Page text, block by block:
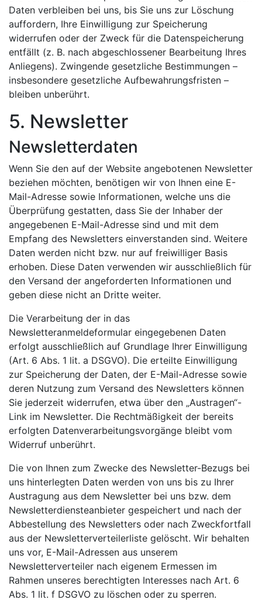
Daten verbleiben bei uns, bis Sie uns zur Löschung
auffordern, Ihre Einwilligung zur Speicherung
widerrufen oder der Zweck für die Datenspeicherung
entfällt (z. B. nach abgeschlossener Bearbeitung Ihres
Anliegens). Zwingende gesetzliche Bestimmungen –
insbesondere gesetzliche Aufbewahrungsfristen –
bleiben unberührt.
5. Newsletter
Newsletter­daten
Wenn Sie den auf der Website angebotenen Newsletter
beziehen möchten, benötigen wir von Ihnen eine E-
Mail-Adresse sowie Informationen, welche uns die
Überprüfung gestatten, dass Sie der Inhaber der
angegebenen E-Mail-Adresse sind und mit dem
Empfang des Newsletters einverstanden sind. Weitere
Daten werden nicht bzw. nur auf freiwilliger Basis
erhoben. Diese Daten verwenden wir ausschließlich für
den Versand der angeforderten Informationen und
geben diese nicht an Dritte weiter.
Die Verarbeitung der in das
Newsletteranmeldeformular eingegebenen Daten
erfolgt ausschließlich auf Grundlage Ihrer Einwilligung
(Art. 6 Abs. 1 lit. a DSGVO). Die erteilte Einwilligung
zur Speicherung der Daten, der E-Mail-Adresse sowie
deren Nutzung zum Versand des Newsletters können
Sie jederzeit widerrufen, etwa über den „Austragen“-
Link im Newsletter. Die Rechtmäßigkeit der bereits
erfolgten Datenverarbeitungsvorgänge bleibt vom
Widerruf unberührt.
Die von Ihnen zum Zwecke des Newsletter-Bezugs bei
uns hinterlegten Daten werden von uns bis zu Ihrer
Austragung aus dem Newsletter bei uns bzw. dem
Newsletterdiensteanbieter gespeichert und nach der
Abbestellung des Newsletters oder nach Zweckfortfall
aus der Newsletterverteilerliste gelöscht. Wir behalten
uns vor, E-Mail-Adressen aus unserem
Newsletterverteiler nach eigenem Ermessen im
Rahmen unseres berechtigten Interesses nach Art. 6
Abs. 1 lit. f DSGVO zu löschen oder zu sperren.